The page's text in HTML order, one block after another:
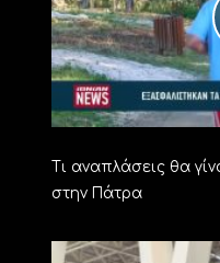
Τι αναπλάσεις θα
στην Πάτρα